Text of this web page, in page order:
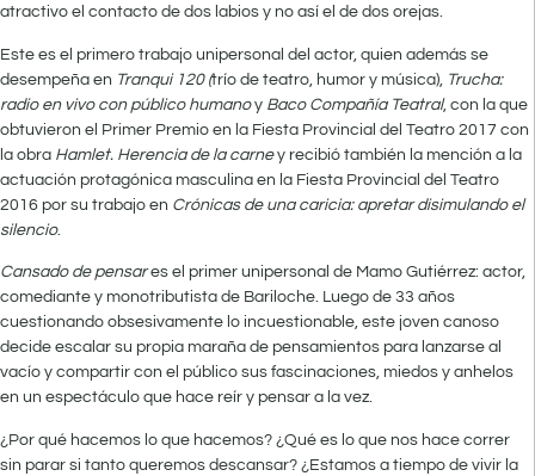
atractivo el contacto de dos labios y no así el de dos orejas.
Este es el primero trabajo unipersonal del actor, quien además se
desempeña en Tranqui 120 (trío de teatro, humor y música), Trucha:
radio en vivo con público humanoy Baco Compañía Teatral, con la que
obtuvieron el Primer Premio en la Fiesta Provincial del Teatro 2017 con
la obra Hamlet. Herencia de la carney recibió también la mención a la
actuación protagónica masculina en la Fiesta Provincial del Teatro
2016 por su trabajo en Crónicas de una caricia: apretar disimulando el
silencio.
Cansado de pensares el primer unipersonal de Mamo Gutiérrez: actor,
comediante y monotributista de Bariloche. Luego de 33 años
cuestionando obsesivamente lo incuestionable, este joven canoso
decide escalar su propia maraña de pensamientos para lanzarse al
vacío y compartir con el público sus fascinaciones, miedos y anhelos
en un espectáculo que hace reír y pensar a la vez.
¿Por qué hacemos lo que hacemos? ¿Qué es lo que nos hace correr
sin parar si tanto queremos descansar? ¿Estamos a tiempo de vivir la